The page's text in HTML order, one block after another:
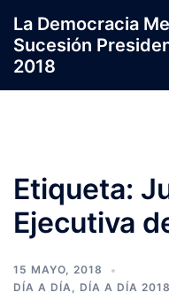
contenido
La Democracia
Sucesión
2018
Etiqueta:
Ejecutiva
15 MAYO, 2018
DÍA A DÍA, DÍA A DÍA 2018